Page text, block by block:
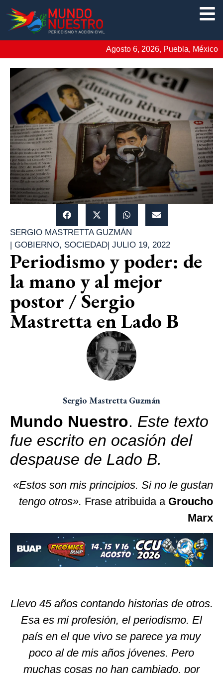
Agosto 6, 2026, Puebla, México
SERGIO MASTRETTA GUZMÁN
| GOBIERNO, SOCIEDAD| JULIO 19, 2022
Periodismo y poder: de
la mano y al mejor
postor / Sergio
Mastretta en Lado B
Sergio Mastretta Guzmán
Mundo Nuestro. Este texto
fue escrito en ocasión del
despause de Lado B.
«Estos son mis principios. Si no le gustan
tengo otros». Frase atribuida a Groucho
Marx
Llevo 45 años contando historias de otros.
Esa es mi profesión, el periodismo. El
país en el que vivo se parece ya muy
poco al de mis años jóvenes. Pero
muchas cosas no han cambiado, por